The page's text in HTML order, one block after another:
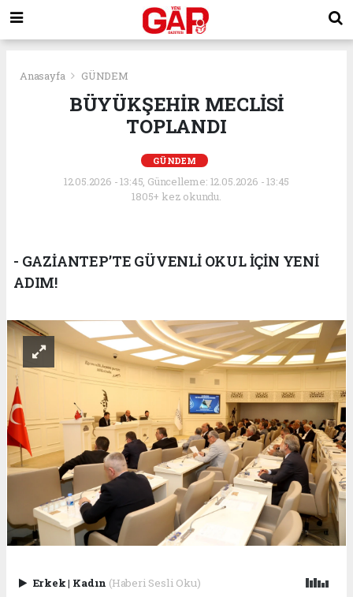
Anasayfa GÜNDEM
BÜYÜKŞEHİR MECLİSİ
TOPLANDI
GÜNDEM
12.05.2026 - 13:45, Güncelleme: 12.05.2026 - 13:45
1805+ kez okundu.
- GAZİANTEP’TE GÜVENLİ OKUL İÇİN YENİ
ADIM!
Erkek| Kadın (Haberi Sesli Oku)